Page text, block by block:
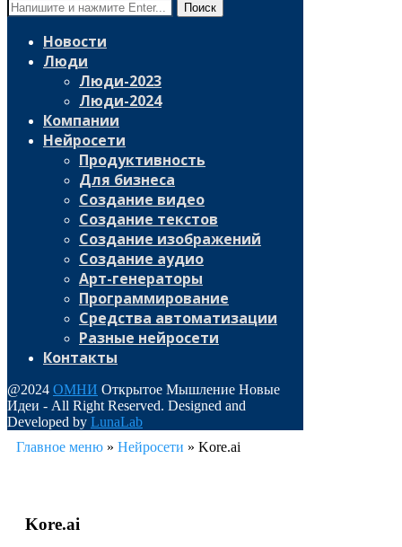
Поиск
Новости
Люди
Люди-2023
Люди-2024
Компании
Нейросети
Продуктивность
Для бизнеса
Создание видео
Создание текстов
Создание изображений
Создание аудио
Арт-генераторы
Программирование
Средства автоматизации
Разные нейросети
Контакты
@2024 ОМНИ Открытое Мышление Новые
Идеи - All Right Reserved. Designed and
Developed by LunaLab
Главное меню » Нейросети » Kore.ai
Kore.ai